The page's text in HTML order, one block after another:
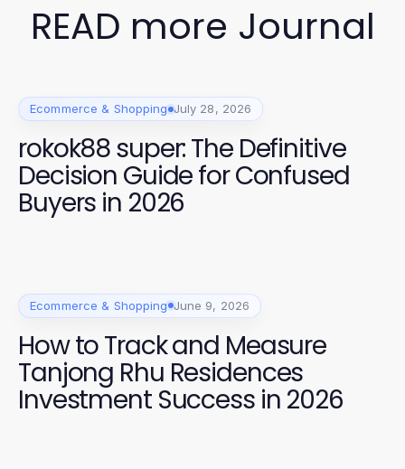
READ more Journal
Ecommerce & Shopping July 28, 2026
rokok88 super: The Definitive
Decision Guide for Confused
Buyers in 2026
Ecommerce & Shopping June 9, 2026
How to Track and Measure
Tanjong Rhu Residences
Investment Success in 2026